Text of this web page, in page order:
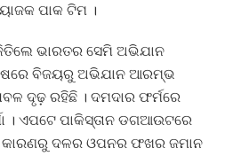
ପାକ ଟିମ ।
ଭାରତର ସେମି ଅଭିଯାନ
ବିଜୟରୁ ଅଭିଯାନ ଆରମ୍ଭ
ଦୃଢ଼ ରହିଛି । ଦମଦାର ଫର୍ମରେ
। ଏପଟେ ପାକିସ୍ତାନ ଡଗଆଉଟରେ
କାରଣରୁ ଦଳର ଓପନର ଫଖର ଜମାନ